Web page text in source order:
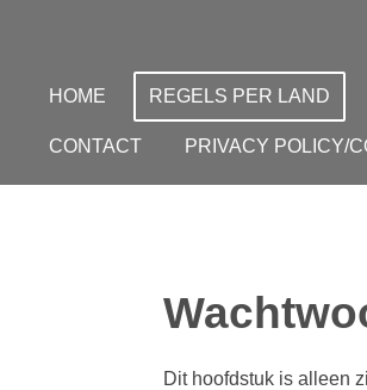
naarHOME REGELS PER LAND
CONTACT PRIVACY POLICY/
Dit hoofdstuk is alleen